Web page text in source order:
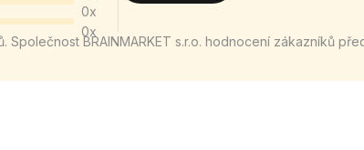
0x
0x
BRAINMARKET s.r.o. hodnocení zákazníků